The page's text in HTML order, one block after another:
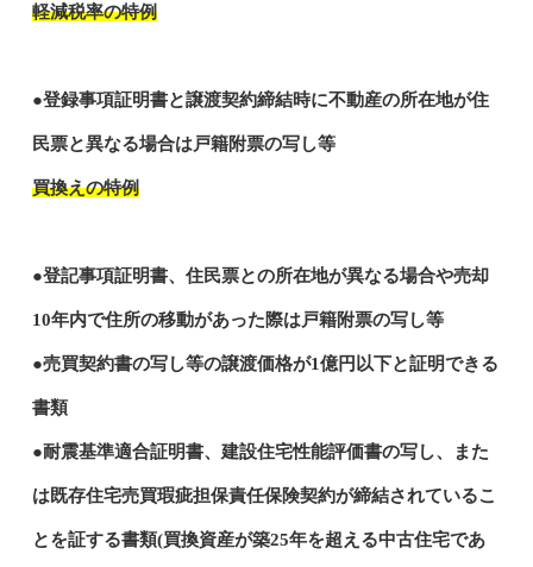
軽減税率の特例
●登録事項証明書と譲渡契約締結時に不動産の所在地が住
民票と異なる場合は戸籍附票の写し等
買換えの特例
●登記事項証明書、住民票との所在地が異なる場合や売却
10年内で住所の移動があった際は戸籍附票の写し等
●売買契約書の写し等の譲渡価格が1億円以下と証明できる
書類
●耐震基準適合証明書、建設住宅性能評価書の写し、また
は既存住宅売買瑕疵担保責任保険契約が締結されているこ
とを証する書類(買換資産が築25年を超える中古住宅であ